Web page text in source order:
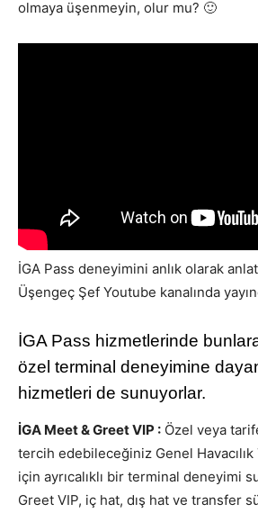
olmaya üşenmeyin, olur mu? 🙂
İGA Pass deneyimini anlık olarak
Üşengeç Şef Youtube kanalında
İGA Pass hizmetlerinde
özel terminal deneyimine
hizmetleri de sunuyorlar.
İGA Meet & Greet VIP : Özel veya
tercih edebileceğiniz Genel
için ayrıcalıklı bir terminal deneyimi
Greet VIP, iç hat, dış hat ve transfer